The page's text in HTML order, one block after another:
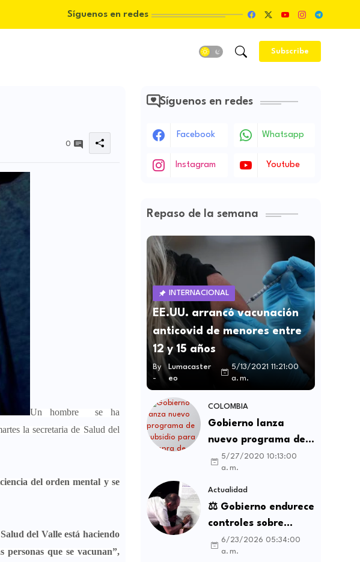
Síguenos en redes
Subscribe
0
Un hombre se ha
la secretaria de Salud del
del orden mental y se
del Valle está haciendo
que se vacunan”,
Síguenos en redes
Facebook Whatsapp
Instagram Youtube
Repaso de la semana
INTERNACIONAL
EE.UU. arrancó vacunación
anticovid de menores entre
12 y 15 años
By
-
Lumacaster
eo
5/13/2021 11:21:00
a. m.
COLOMBIA
Gobierno lanza
nuevo programa de
subsidio para compra
de vivienda VIS y no
VIS
5/27/2020 10:13:00
a. m.
Actualidad
⚖️ Gobierno endurece
controles sobre
contratos sindicales
y busca frenar la
6/23/2026 05:34:00
a. m.